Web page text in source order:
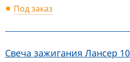
Под заказ
Свеча зажигания Лансер 10